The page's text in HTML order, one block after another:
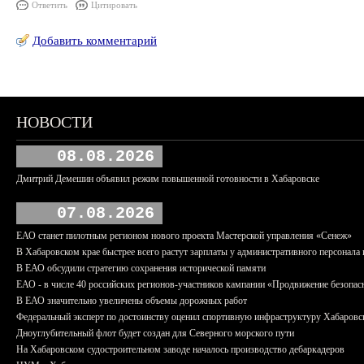
Ответить Цитировать
Добавить комментарий
НОВОСТИ
08.08.2026
Дмитрий Демешин объявил режим повышенной готовности в Хабаровске
07.08.2026
ЕАО станет пилотным регионом нового проекта Мастерской управления «Сенеж»
В Хабаровском крае быстрее всего растут зарплаты у административного персонала
В ЕАО обсудили стратегию сохранения исторической памяти
ЕАО - в числе 40 российских регионов-участников кампании «Продвижение
В ЕАО значительно увеличены объемы дорожных работ
Федеральный эксперт по достоинству оценил спортивную инфраструктуру
Дноуглубительный флот будет создан для Северного морского пути
На Хабаровском судостроительном заводе началось производство дебаркадеров